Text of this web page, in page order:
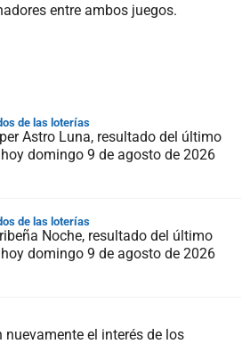
entre ambos juegos.
de las loterías
Astro Luna, resultado del último
domingo 9 de agosto de 2026
de las loterías
Noche, resultado del último
domingo 9 de agosto de 2026
el interés de los